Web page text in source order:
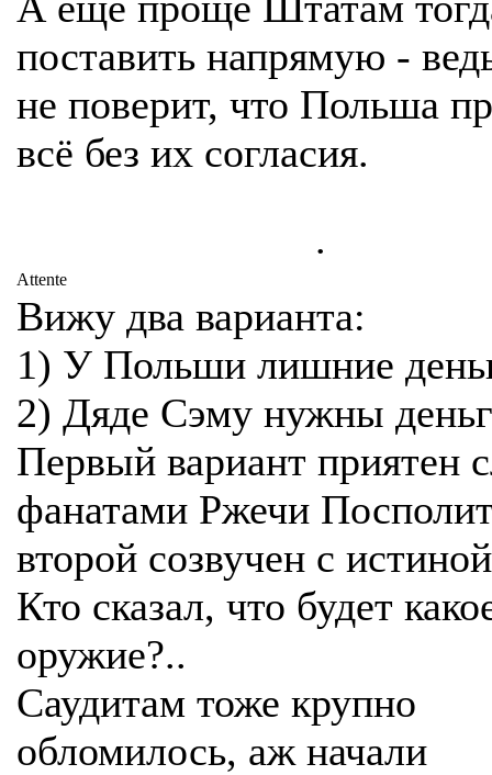
поставить напрямую -
не поверит, что Польша
всё без их согласия.
.
Attente
Вижу два варианта:
1) У Польши лишние
2) Дяде Сэму нужны
Первый вариант приятен
фанатами Ржечи
второй созвучен с
Кто сказал, что будет
оружие?..
Саудитам тоже крупно
обломилось, аж начали